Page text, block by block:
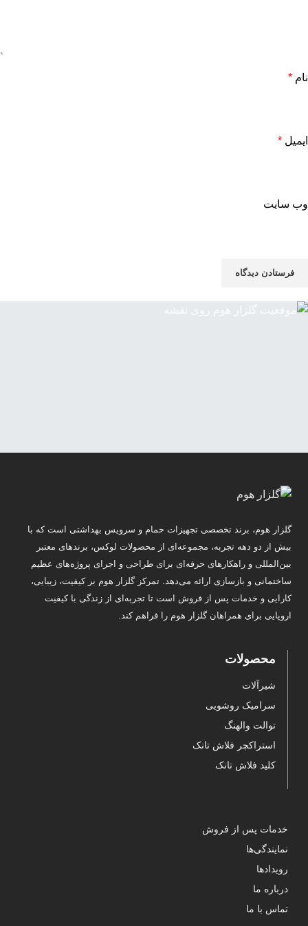
نام *
ایمیل *
وب‌ سایت
گلزار هوم، برند تخصصی تجهیزات حمام و سرویس بهداشتی است که با
بیش از دو دهه تجربه، مجموعه‌ای از محصولات لوکس، برندهای معتبر
بین‌المللی و راهکارهای حرفه‌ای برای طراحی و اجرای پروژه‌های عظیم
ساختمانی و بازسازی ارائه می‌دهد. تمرکز گلزار هوم بر کیفیت، زیبایی،
کارایی و خدمات پس از فروش است تا تجربه‌ای از زندگی با کیفیت
اروپایی برای همراهان گلزار هوم را فراهم کند.
خدمات پس از فروش
نمایندگی‌ها
رویدادها
درباره ما
تماس با ما
محصولات
شیرآلات
سرامیک روشویی
توالت والهنگ
استراکچر فلاش تانک
کلید فلاش تانک